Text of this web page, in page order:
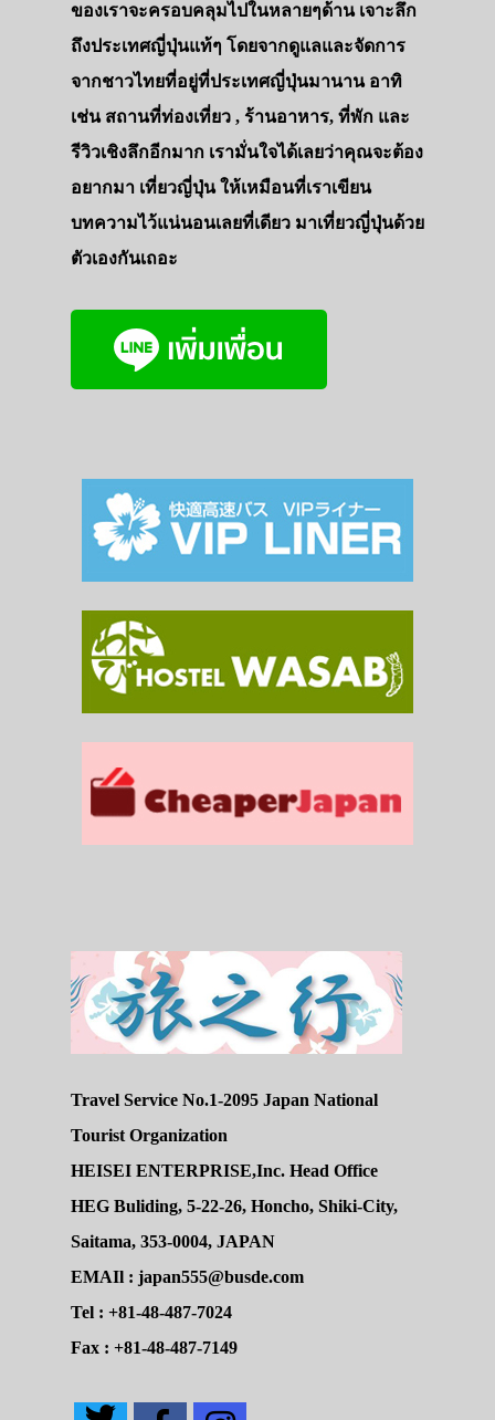
ของเราจะครอบคลุมไปในหลายๆด้าน เจาะลึก
ถึงประเทศญี่ปุ่นแท้ๆ โดยจากดูแลและจัดการ
จากชาวไทยที่อยู่ที่ประเทศญี่ปุ่นมานาน อาทิ
เช่น สถานที่ท่องเที่ยว , ร้านอาหาร, ที่พัก และ
รีวิวเชิงลึกอีกมาก เรามั่นใจได้เลยว่าคุณจะต้อง
อยากมา เที่ยวญี่ปุ่น ให้เหมือนที่เราเขียน
บทความไว้แน่นอนเลยที่เดียว มาเที่ยวญี่ปุ่นด้วย
ตัวเองกันเถอะ
Travel Service No.1-2095 Japan National
Tourist Organization
HEISEI ENTERPRISE,Inc. Head Office
HEG Buliding, 5-22-26, Honcho, Shiki-City,
Saitama, 353-0004, JAPAN
EMAIl : japan555@busde.com
Tel : +81-48-487-7024
Fax : +81-48-487-7149